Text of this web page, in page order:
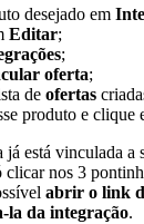
desejado em
Editar;
;
oferta;
de ofertas
produto e clique
está vinculada a
clicar nos 3
abrir o link
la da integração.